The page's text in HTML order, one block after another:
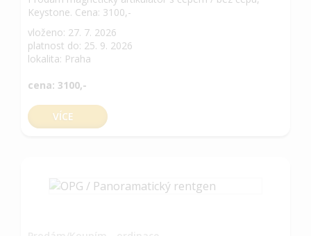
Keystone. Cena: 3100,-
vloženo: 27. 7. 2026
platnost do: 25. 9. 2026
lokalita: Praha
cena: 3100,-
VÍCE